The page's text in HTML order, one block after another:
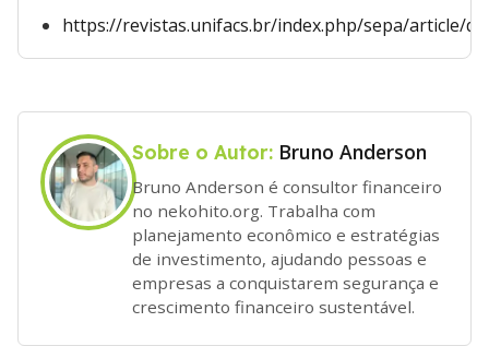
https://revistas.unifacs.br/index.php/sepa/article/
Sobre o Autor: Bruno Anderson
Bruno Anderson é consultor financeiro
no nekohito.org. Trabalha com
planejamento econômico e estratégias
de investimento, ajudando pessoas e
empresas a conquistarem segurança e
crescimento financeiro sustentável.